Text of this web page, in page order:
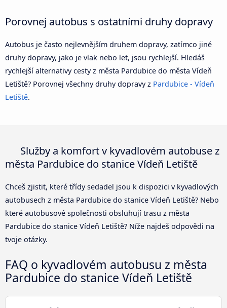
Porovnej autobus s ostatními druhy dopravy
Autobus je často nejlevnějším druhem dopravy, zatímco jiné
druhy dopravy, jako je vlak nebo let, jsou rychlejší. Hledáš
rychlejší alternativy cesty z města Pardubice do města Vídeň
Letiště? Porovnej všechny druhy dopravy z Pardubice - Vídeň
Letiště.
Služby a komfort v kyvadlovém autobuse z
města Pardubice do stanice Vídeň Letiště
Chceš zjistit, které třídy sedadel jsou k dispozici v kyvadlových
autobusech z města Pardubice do stanice Vídeň Letiště? Nebo
které autobusové společnosti obsluhují trasu z města
Pardubice do stanice Vídeň Letiště? Níže najdeš odpovědi na
tvoje otázky.
FAQ o kyvadlovém autobusu z města
Pardubice do stanice Vídeň Letiště